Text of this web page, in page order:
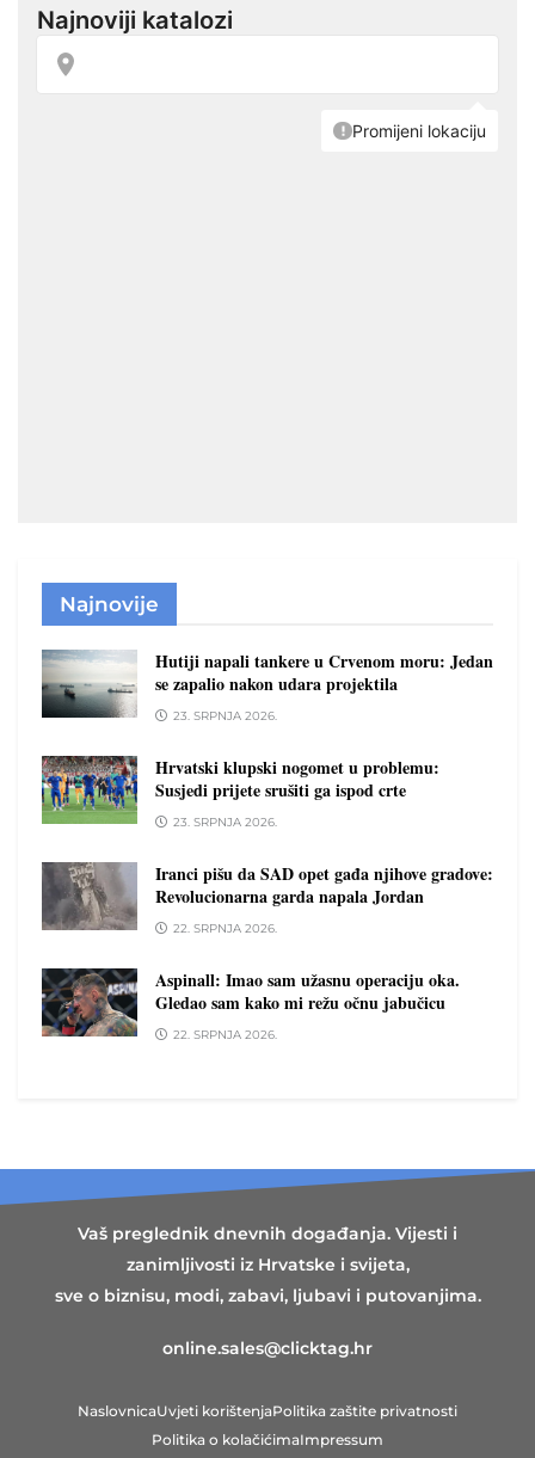
Najnovije
Hutiji napali tankere u Crvenom moru: Jedan
se zapalio nakon udara projektila
23. SRPNJA 2026.
Hrvatski klupski nogomet u problemu:
Susjedi prijete srušiti ga ispod crte
23. SRPNJA 2026.
Iranci pišu da SAD opet gađa njihove gradove:
Revolucionarna garda napala Jordan
22. SRPNJA 2026.
Aspinall: Imao sam užasnu operaciju oka.
Gledao sam kako mi režu očnu jabučicu
22. SRPNJA 2026.
Vaš preglednik dnevnih događanja. Vijesti i
zanimljivosti iz Hrvatske i svijeta,
sve o biznisu, modi, zabavi, ljubavi i putovanjima.
online.sales@clicktag.hr
NaslovnicaUvjeti korištenjaPolitika zaštite privatnosti
Politika o kolačićimaImpressum